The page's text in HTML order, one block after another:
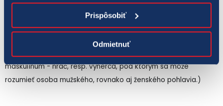
Prispôsobiť
Odmietnuť
Číselné lotérie sú určené pre osoby od 18 rokov. Hrajte
zodpovedne, hrajte pre radosť!
maskulínum - hráč, resp. výherca, pod ktorým sa môže
rozumieť osoba mužského, rovnako aj ženského pohlavia.)